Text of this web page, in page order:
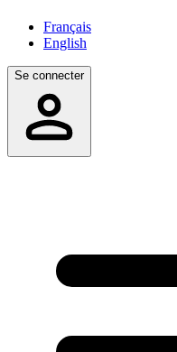
Français
English
Se connecter